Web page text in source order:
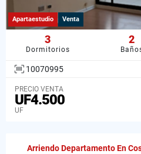
Apartaestudio Venta
3
Dormitorios
2
10070995
PRECIO VENTA
UF4.500
UF
Arriendo Departamento En